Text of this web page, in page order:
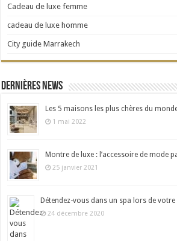
Cadeau de luxe femme
cadeau de luxe homme
City guide Marrakech
Dernières news
Les 5 maisons les plus chères du
1 mai 2022
Montre de luxe : l’accessoire de mode
25 janvier 2021
Détendez-vous dans un spa lors de
24 décembre 2020